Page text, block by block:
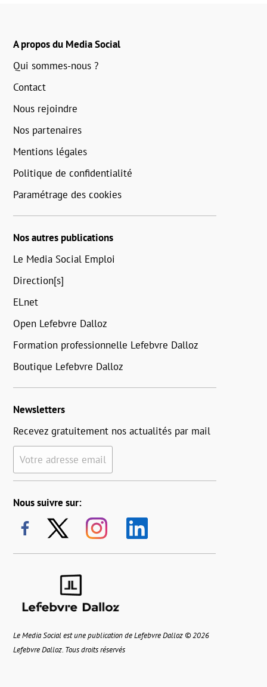
A propos du Media Social
Qui sommes-nous ?
Contact
Nous rejoindre
Nos partenaires
Mentions légales
Politique de confidentialité
Paramétrage des cookies
Nos autres publications
Le Media Social Emploi
Direction[s]
ELnet
Open Lefebvre Dalloz
Formation professionnelle Lefebvre Dalloz
Boutique Lefebvre Dalloz
Newsletters
Recevez gratuitement nos actualités par mail
Votre adresse email
Nous suivre sur:
Le Media Social est une publication de Lefebvre Dalloz © 2026
Lefebvre Dalloz. Tous droits réservés